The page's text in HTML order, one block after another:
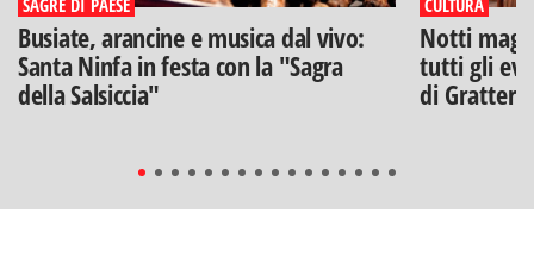
Busiate, arancine e musica dal vivo:
Santa Ninfa in festa con la "Sagra
della Salsiccia"
Notti
tutti gli
di Gratteri